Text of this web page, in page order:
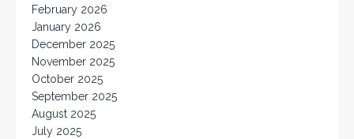
February 2026
January 2026
December 2025
November 2025
October 2025
September 2025
August 2025
July 2025